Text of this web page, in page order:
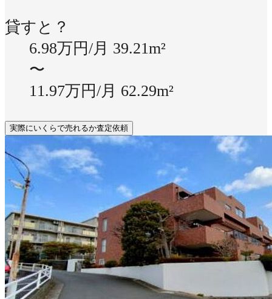
貸すと？
6.98万円/月 39.21m²
〜
11.97万円/月 62.29m²
実際にいくらで売れるか査定依頼